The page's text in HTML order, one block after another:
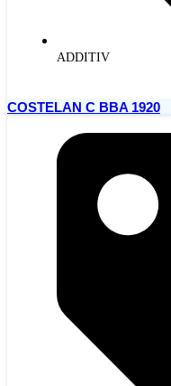
ADDITIV
COSTELAN C BBA 1920